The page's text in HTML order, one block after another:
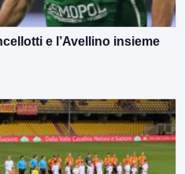
e l’Avellino insieme